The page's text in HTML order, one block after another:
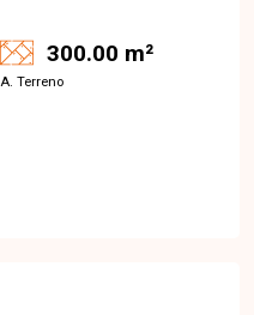
300.00 m²
A. Terreno